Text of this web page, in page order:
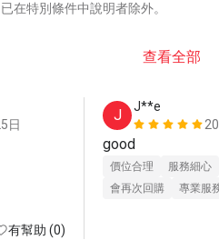
在特別條件中說明者除外。
查看全部
日
有幫助 (0)
J
J**e
good
價位合理
服務細心
會再次回購
專業服